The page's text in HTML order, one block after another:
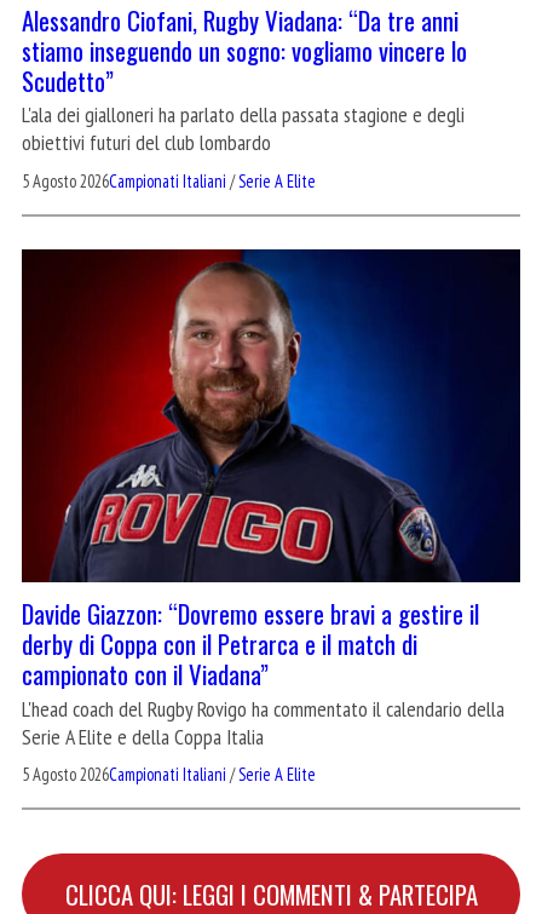
Alessandro Ciofani, Rugby Viadana: “Da tre anni
stiamo inseguendo un sogno: vogliamo vincere lo
Scudetto”
L'ala dei gialloneri ha parlato della passata stagione e degli
obiettivi futuri del club lombardo
5 Agosto 2026Campionati Italiani /Serie A Elite
Davide Giazzon: “Dovremo essere bravi a gestire il
derby di Coppa con il Petrarca e il match di
campionato con il Viadana”
L'head coach del Rugby Rovigo ha commentato il calendario della
Serie A Elite e della Coppa Italia
5 Agosto 2026Campionati Italiani /Serie A Elite
CLICCA QUI: LEGGI I COMMENTI & PARTECIPA